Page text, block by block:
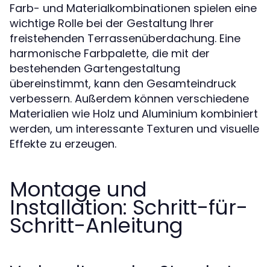
Farb- und Materialkombinationen spielen eine
wichtige Rolle bei der Gestaltung Ihrer
freistehenden Terrassenüberdachung. Eine
harmonische Farbpalette, die mit der
bestehenden Gartengestaltung
übereinstimmt, kann den Gesamteindruck
verbessern. Außerdem können verschiedene
Materialien wie Holz und Aluminium kombiniert
werden, um interessante Texturen und visuelle
Effekte zu erzeugen.
Montage und
Installation: Schritt-für-
Schritt-Anleitung